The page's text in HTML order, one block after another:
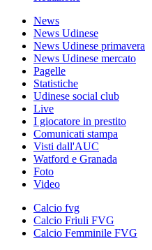
News
News Udinese
News Udinese primavera
News Udinese mercato
Pagelle
Statistiche
Udinese social club
Live
I giocatore in prestito
Comunicati stampa
Visti dall'AUC
Watford e Granada
Foto
Video
Calcio fvg
Calcio Friuli FVG
Calcio Femminile FVG